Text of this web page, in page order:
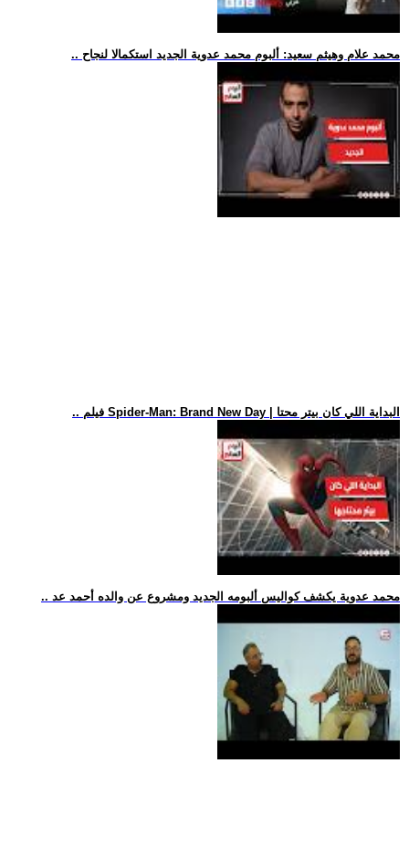
.. محمد علام وهيثم سعيد: ألبوم محمد عدوية الجديد استكمالا لنجاح
.. فيلم Spider-Man: Brand New Day | البداية اللي كان بيتر محتا
.. محمد عدوية يكشف كواليس ألبومه الجديد ومشروع عن والده أحمد عد